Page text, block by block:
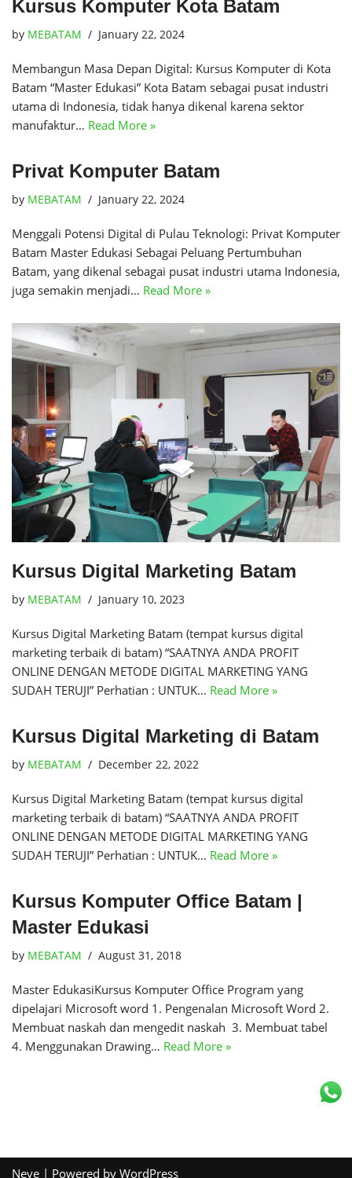
Kursus Komputer Kota Batam
by MEBATAM January 22, 2024
Membangun Masa Depan Digital: Kursus Komputer di Kota
Batam “Master Edukasi” Kota Batam sebagai pusat industri
utama di Indonesia, tidak hanya dikenal karena sektor
manufaktur… Read More »
Privat Komputer Batam
by MEBATAM January 22, 2024
Menggali Potensi Digital di Pulau Teknologi: Privat Komputer
Batam Master Edukasi Sebagai Peluang Pertumbuhan
Batam, yang dikenal sebagai pusat industri utama Indonesia,
juga semakin menjadi… Read More »
Kursus Digital Marketing Batam
by MEBATAM January 10, 2023
Kursus Digital Marketing Batam (tempat kursus digital
marketing terbaik di batam) “SAATNYA ANDA PROFIT
ONLINE DENGAN METODE DIGITAL MARKETING YANG
SUDAH TERUJI” Perhatian : UNTUK… Read More »
Kursus Digital Marketing di Batam
by MEBATAM December 22, 2022
Kursus Digital Marketing Batam (tempat kursus digital
marketing terbaik di batam) “SAATNYA ANDA PROFIT
ONLINE DENGAN METODE DIGITAL MARKETING YANG
SUDAH TERUJI” Perhatian : UNTUK… Read More »
Kursus Komputer Office Batam |
Master Edukasi
by MEBATAM August 31, 2018
Master EdukasiKursus Komputer Office Program yang
dipelajari Microsoft word 1. Pengenalan Microsoft Word 2.
Membuat naskah dan mengedit naskah 3. Membuat tabel
4. Menggunakan Drawing… Read More »
Neve | Powered by WordPress